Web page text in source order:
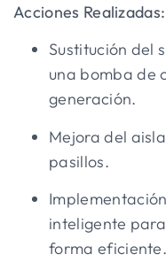
Acciones Realizadas:
Sustitución del
una bomba de
generación.
Mejora del
pasillos.
inteligente
forma eficiente.